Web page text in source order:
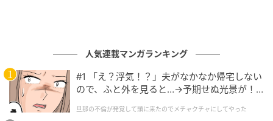
人気連載マンガランキング
#1 「え？浮気！？」夫がなかなか帰宅しない
ので、ふと外を見ると…→予期せぬ光景が！
クチャにしてやった
旦那の不倫が発覚して頭に来たのでメチャクチャにしてやった